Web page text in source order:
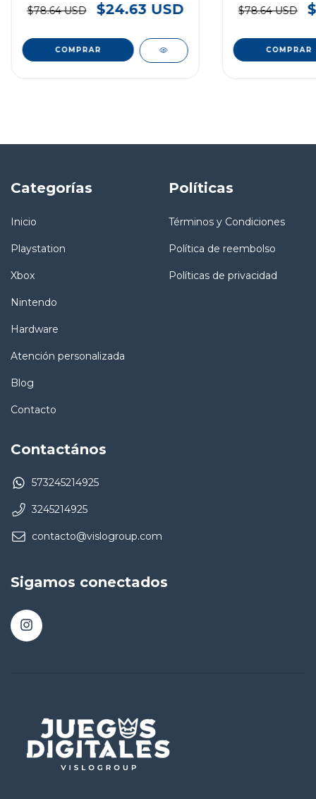
$78.64 USD $24.63 USD $78.64 USD
Categorías
Inicio
Playstation
Xbox
Nintendo
Hardware
Atención personalizada
Blog
Contacto
Políticas
Términos y Condiciones
Política de reembolso
Políticas de privacidad
Contactános
573245214925
3245214925
contacto@vislogroup.com
Sigamos conectados